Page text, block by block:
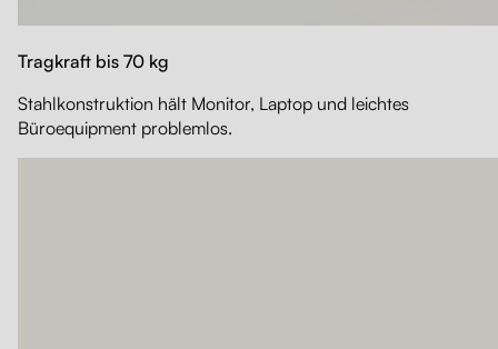
Tragkraft bis 70 kg
Stahlkonstruktion hält Monitor, Laptop und leichtes
Büroequipment problemlos.